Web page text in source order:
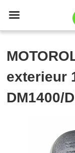

exterieur
DM1400/